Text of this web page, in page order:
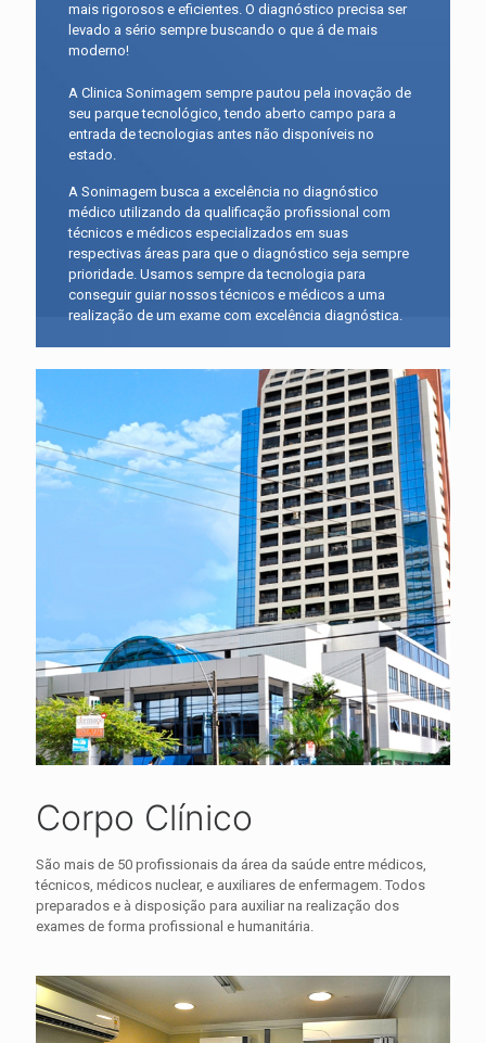
mais rigorosos e eficientes. O diagnóstico precisa ser
levado a sério sempre buscando o que á de mais
moderno!
A Clinica Sonimagem sempre pautou pela inovação de
seu parque tecnológico, tendo aberto campo para a
entrada de tecnologias antes não disponíveis no
estado.
A Sonimagem busca a excelência no diagnóstico
médico utilizando da qualificação profissional com
técnicos e médicos especializados em suas
respectivas áreas para que o diagnóstico seja sempre
prioridade. Usamos sempre da tecnologia para
conseguir guiar nossos técnicos e médicos a uma
realização de um exame com excelência diagnóstica.
Corpo Clínico
São mais de 50 profissionais da área da saúde entre médicos,
técnicos, médicos nuclear, e auxiliares de enfermagem. Todos
preparados e à disposição para auxiliar na realização dos
exames de forma profissional e humanitária.